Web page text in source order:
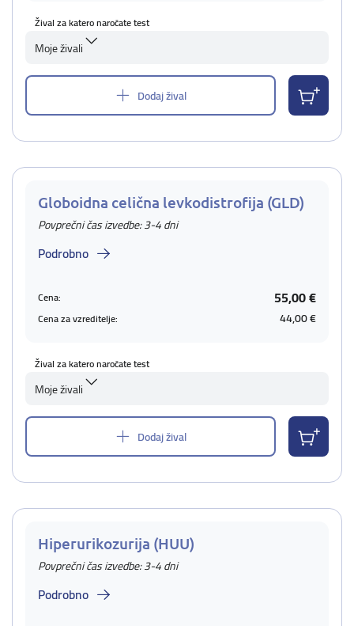
Žival za katero naročate test
Moje živali
Dodaj žival
Globoidna celična levkodistrofija (GLD)
Povprečni čas izvedbe: 3-4 dni
Podrobno
Cena: 55,00 €
Cena za vzreditelje: 44,00 €
Žival za katero naročate test
Moje živali
Dodaj žival
Hiperurikozurija (HUU)
Povprečni čas izvedbe: 3-4 dni
Podrobno